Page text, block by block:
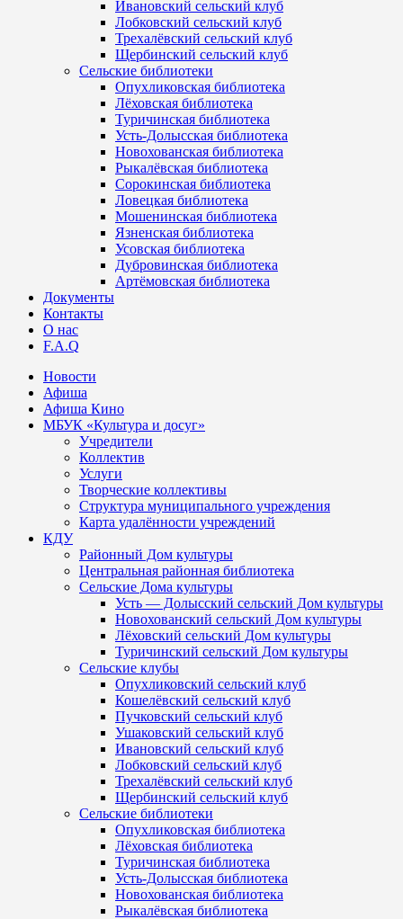
Ивановский сельский клуб
Лобковский сельский клуб
Трехалёвский сельский клуб
Щербинский сельский клуб
Сельские библиотеки
Опухликовская библиотека
Лёховская библиотека
Туричинская библиотека
Усть-Долысская библиотека
Новохованская библиотека
Рыкалёвская библиотека
Сорокинская библиотека
Ловецкая библиотека
Мошенинская библиотека
Язненская библиотека
Усовская библиотека
Дубровинская библиотека
Артёмовская библиотека
Документы
Контакты
О нас
F.A.Q
Новости
Афиша
Афиша Кино
МБУК «Культура и досуг»
Учредители
Коллектив
Услуги
Творческие коллективы
Структура муниципального учреждения
Карта удалённости учреждений
КДУ
Районный Дом культуры
Центральная районная библиотека
Сельские Дома культуры
Усть — Долысский сельский Дом культуры
Новохованский сельский Дом культуры
Лёховский сельский Дом культуры
Туричинский сельский Дом культуры
Сельские клубы
Опухликовский сельский клуб
Кошелёвский сельский клуб
Пучковский сельский клуб
Ушаковский сельский клуб
Ивановский сельский клуб
Лобковский сельский клуб
Трехалёвский сельский клуб
Щербинский сельский клуб
Сельские библиотеки
Опухликовская библиотека
Лёховская библиотека
Туричинская библиотека
Усть-Долысская библиотека
Новохованская библиотека
Рыкалёвская библиотека